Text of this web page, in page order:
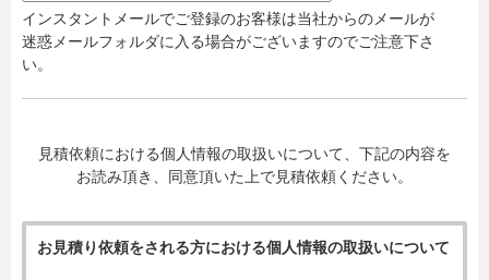
インスタントメールでご登録のお客様は当社からのメールが
迷惑メールフォルダに入る場合がございますのでご注意下さ
い。
見積依頼における個人情報の取扱いについて、下記の内容を
お読み頂き、同意頂いた上で見積依頼ください。
お見積り依頼をされる方における個人情報の取扱いについて